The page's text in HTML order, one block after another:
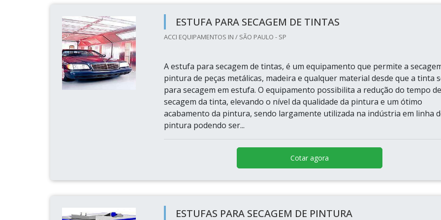
ESTUFA PARA SECAGEM DE TINTAS
ACCI EQUIPAMENTOS IN / SÃO PAULO - SP
A estufa para secagem de tintas, é um equipamento que permite a
pintura de peças metálicas, madeira e qualquer material desde que a tinta
para secagem em estufa. O equipamento possibilita a redução do tempo de
secagem da tinta, elevando o nível da qualidade da pintura e um ótimo
acabamento da pintura, sendo largamente utilizada na indústria em linha
pintura podendo ser...
Cotar agora
ESTUFAS PARA SECAGEM DE PINTURA